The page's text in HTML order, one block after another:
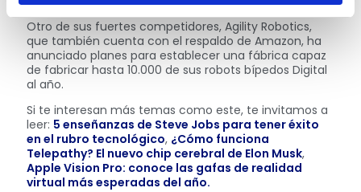
Otro de sus fuertes competidores, Agility Robotics,
que también cuenta con el respaldo de Amazon, ha
anunciado planes para establecer una fábrica capaz
de fabricar hasta 10.000 de sus robots bípedos Digital
al año.
Si te interesan más temas como este, te invitamos a
leer: 5 enseñanzas de Steve Jobs para tener éxito
en el rubro tecnológico, ¿Cómo funciona
Telepathy? El nuevo chip cerebral de Elon Musk,
Apple Vision Pro: conoce las gafas de realidad
virtual más esperadas del año.